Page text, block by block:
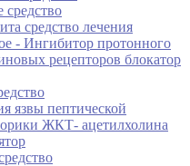
средство
средство лечения
- Ингибитор протонного
рецепторов блокатор
язвы пептической
ЖКТ- ацетилхолина